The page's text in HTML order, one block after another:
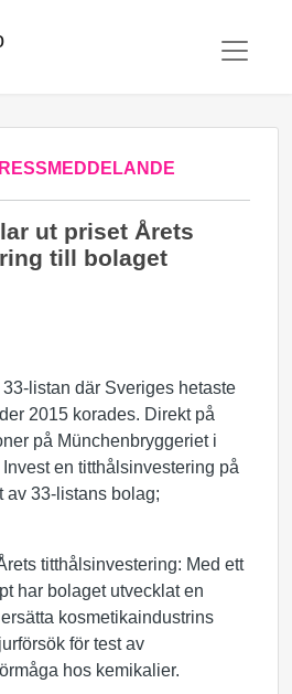
ut priset Årets
till bolaget
listan där Sveriges hetaste
2015 korades. Direkt på
på Münchenbryggeriet i
en titthålsinvestering på
av 33-listans bolag;
titthålsinvestering: Med ett
har bolaget utvecklat en
kosmetikaindustrins
för test av
hos kemikalier.